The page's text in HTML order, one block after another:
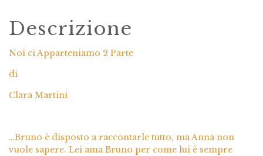
Descrizione
Noi ci Apparteniamo 2 Parte
di
Clara Martini
…Bruno è disposto a raccontarle tutto, ma Anna non
vuole sapere. Lei ama Bruno per come lui è sempre